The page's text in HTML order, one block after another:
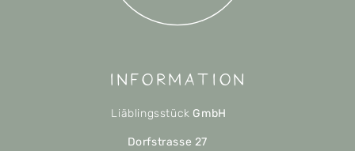
Information
Liäblingsstück GmbH
Dorfstrasse 27